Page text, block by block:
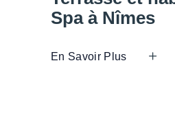
Spa à Nîmes
En Savoir Plus